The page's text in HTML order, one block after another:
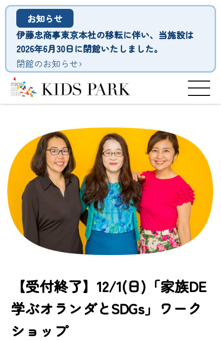
お知らせ
伊藤忠商事東京本社の移転に伴い、当施設は
2026年6月30日に閉館いたしました。
閉館のお知らせ›
【受付終了】12/1(日)「家族DE
学ぶオランダとSDGs」ワーク
ショップ